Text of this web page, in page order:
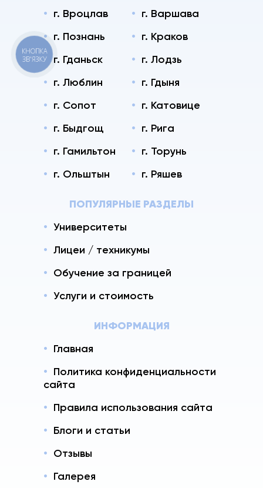
г. Вроцлав
г. Варшава
г. Познань
г. Краков
г. Гданьск
г. Лодзь
г. Люблин
г. Гдыня
г. Сопот
г. Катовице
г. Быдгощ
г. Рига
г. Гамильтон
г. Торунь
г. Ольштын
г. Ряшев
ПОПУЛЯРНЫЕ РАЗДЕЛЫ
Университеты
Лицеи / техникумы
Обучение за границей
Услуги и стоимость
ИНФОРМАЦИЯ
Главная
Политика конфиденциальности
сайта
Правила использования сайта
Блоги и статьи
Отзывы
Галерея
КНОПКА
ЗВ'ЯЗКУ